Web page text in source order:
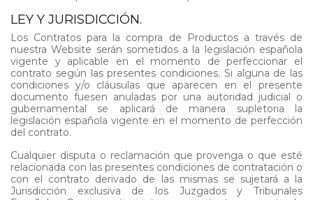
LEY Y JURISDICCIÓN.
Los Contratos para la compra de Productos a través de
nuestra Website serán sometidos a la legislación española
vigente y aplicable en el momento de perfeccionar el
contrato según las presentes condiciones. Si alguna de las
condiciones y/o cláusulas que aparecen en el presente
documento fuesen anuladas por una autoridad judicial o
gubernamental se aplicará de manera supletoria la
legislación española vigente en el momento de perfección
del contrato.
Cualquier disputa o reclamación que provenga o que esté
relacionada con las presentes condiciones de contratación o
con el contrato derivado de las mismas se sujetará a la
Jurisdicción exclusiva de los Juzgados y Tribunales